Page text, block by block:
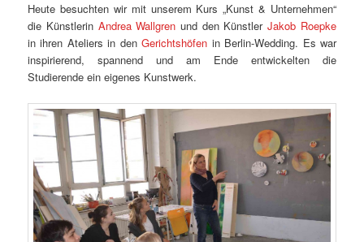
Heute besuchten wir mit unserem Kurs „Kunst & Unternehmen“
die Künstlerin Andrea Wallgren und den KünstlerJakob Roepke
in ihren Ateliers in denGerichtshöfen in Berlin-Wedding. Es war
inspirierend, spannend und am Ende entwickelten die
Studierende ein eigenes Kunstwerk.